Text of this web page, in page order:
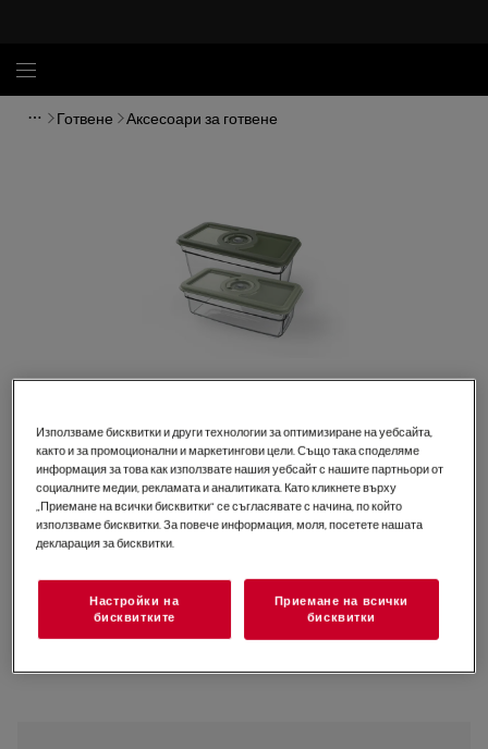
Готвене Аксесоари за готвене
AVFB1
Комплект за вакуумиране
0 (0)
Използваме бисквитки и други технологии за оптимизиране на уебсайта,
както и за промоционални и маркетингови цели. Също така споделяме
информация за това как използвате нашия уебсайт с нашите партньори от
социалните медии, рекламата и аналитиката. Като кликнете върху
„Приемане на всички бисквитки“ се съгласявате с начина, по който
използваме бисквитки. За повече информация, моля, посетете нашата
декларация за бисквитки.
Настройки на
бисквитките
Приемане на всички
бисквитки